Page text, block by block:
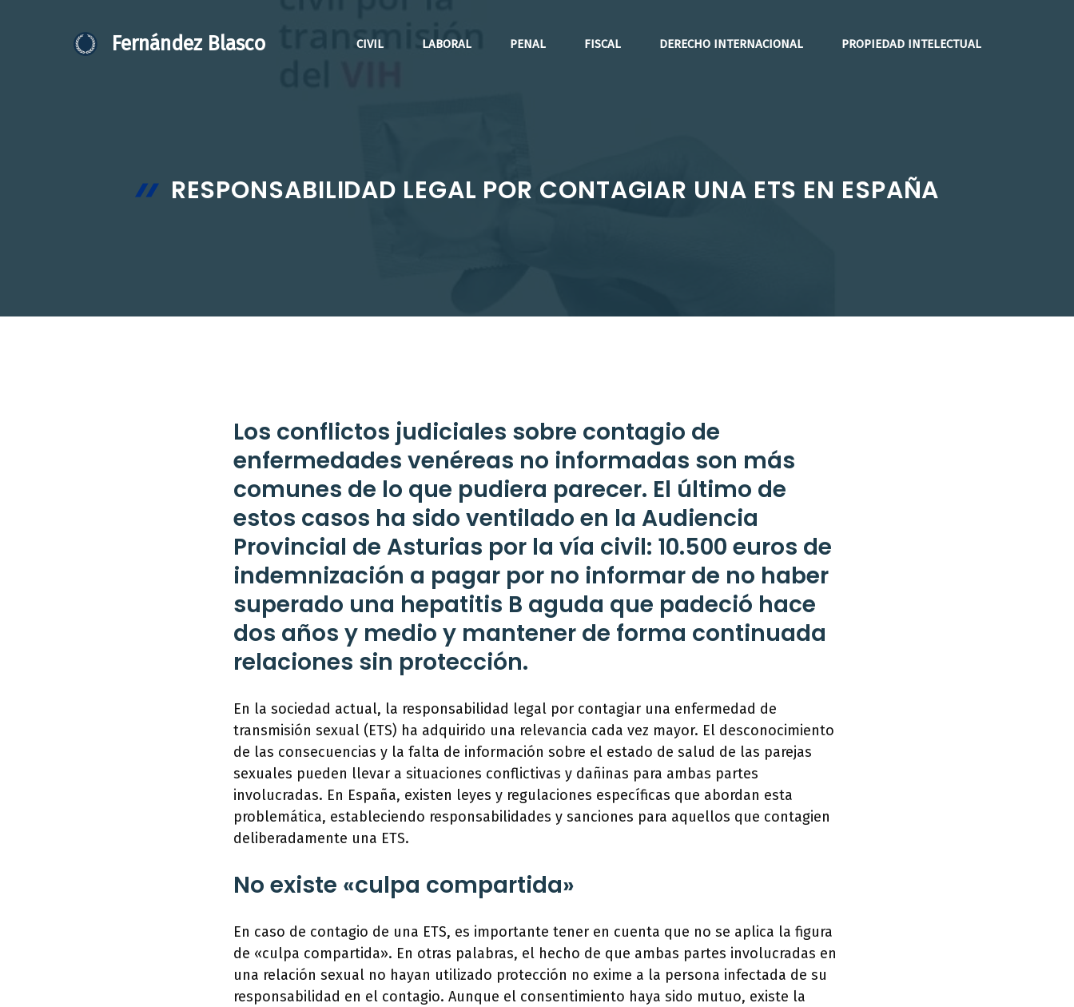
Fernández Blasco CIVIL LABORAL PENAL FISCAL DERECHO INTERNACIONAL PROPIEDAD INTELECTUAL
RESPONSABILIDAD LEGAL POR CONTAGIAR UNA ETS EN ESPAÑA
Los conflictos judiciales sobre contagio de
enfermedades venéreas no informadas son más
comunes de lo que pudiera parecer. El último de
estos casos ha sido ventilado en la Audiencia
Provincial de Asturias por la vía civil: 10.500 euros de
indemnización a pagar por no informar de no haber
superado una hepatitis B aguda que padeció hace
dos años y medio y mantener de forma continuada
relaciones sin protección.
En la sociedad actual, la responsabilidad legal por contagiar una enfermedad de
transmisión sexual (ETS) ha adquirido una relevancia cada vez mayor. El desconocimiento
de las consecuencias y la falta de información sobre el estado de salud de las parejas
sexuales pueden llevar a situaciones conflictivas y dañinas para ambas partes
involucradas. En España, existen leyes y regulaciones específicas que abordan esta
problemática, estableciendo responsabilidades y sanciones para aquellos que contagien
deliberadamente una ETS.
No existe «culpa compartida»
En caso de contagio de una ETS, es importante tener en cuenta que no se aplica la figura
de «culpa compartida». En otras palabras, el hecho de que ambas partes involucradas en
una relación sexual no hayan utilizado protección no exime a la persona infectada de su
responsabilidad en el contagio. Aunque el consentimiento haya sido mutuo, existe la